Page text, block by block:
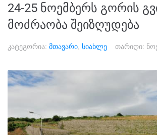
24-25 ნოემბერს გორის
მოძრაობა შეიზღუდება
კატეგორია: მთავარი სიახლე თარიღი: